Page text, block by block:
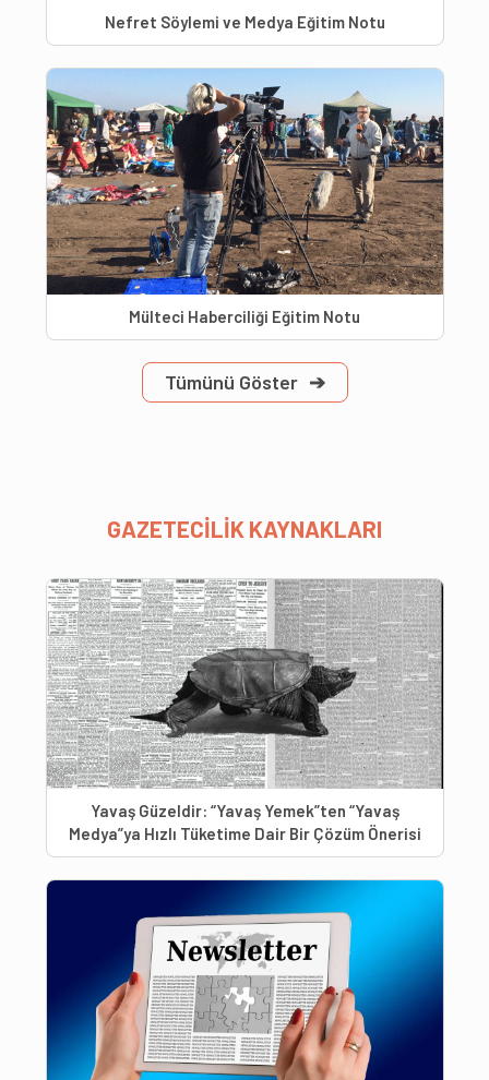
Nefret Söylemi ve Medya Eğitim Notu
Mülteci Haberciliği Eğitim Notu
Tümünü Göster ➔
GAZETECİLİK KAYNAKLARI
Yavaş Güzeldir: “Yavaş Yemek”ten “Yavaş
Medya”ya Hızlı Tüketime Dair Bir Çözüm Önerisi